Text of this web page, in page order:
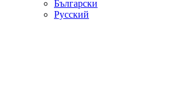
Български
Русский